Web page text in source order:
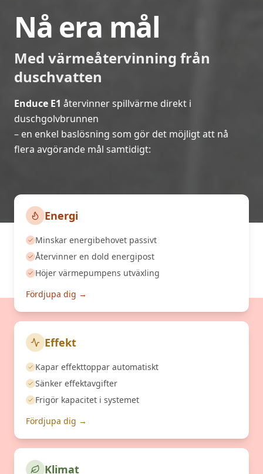
Nå era mål
Med värmeåtervinning från
duschvatten
Enduce E1 återvinner spillvärme direkt i
duschgolvbrunnen
– en enkel baslösning som gör det möjligt att nå
flera avgörande mål samtidigt:
Energi
Minskar energibehovet passivt
Återvinner en dold energipost
Höjer värmepumpens utväxling
Fördjupa dig →
Effekt
Kapar effekttoppar automatiskt
Sänker effektavgifter
Frigör kapacitet i systemet
Fördjupa dig →
Klimat